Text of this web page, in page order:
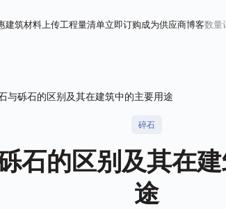
建筑材料上传工程量清单立即订购成为供应商博客数量
与砾石的区别及其在建筑中的主要用途
碎石
石的区别及其在
途